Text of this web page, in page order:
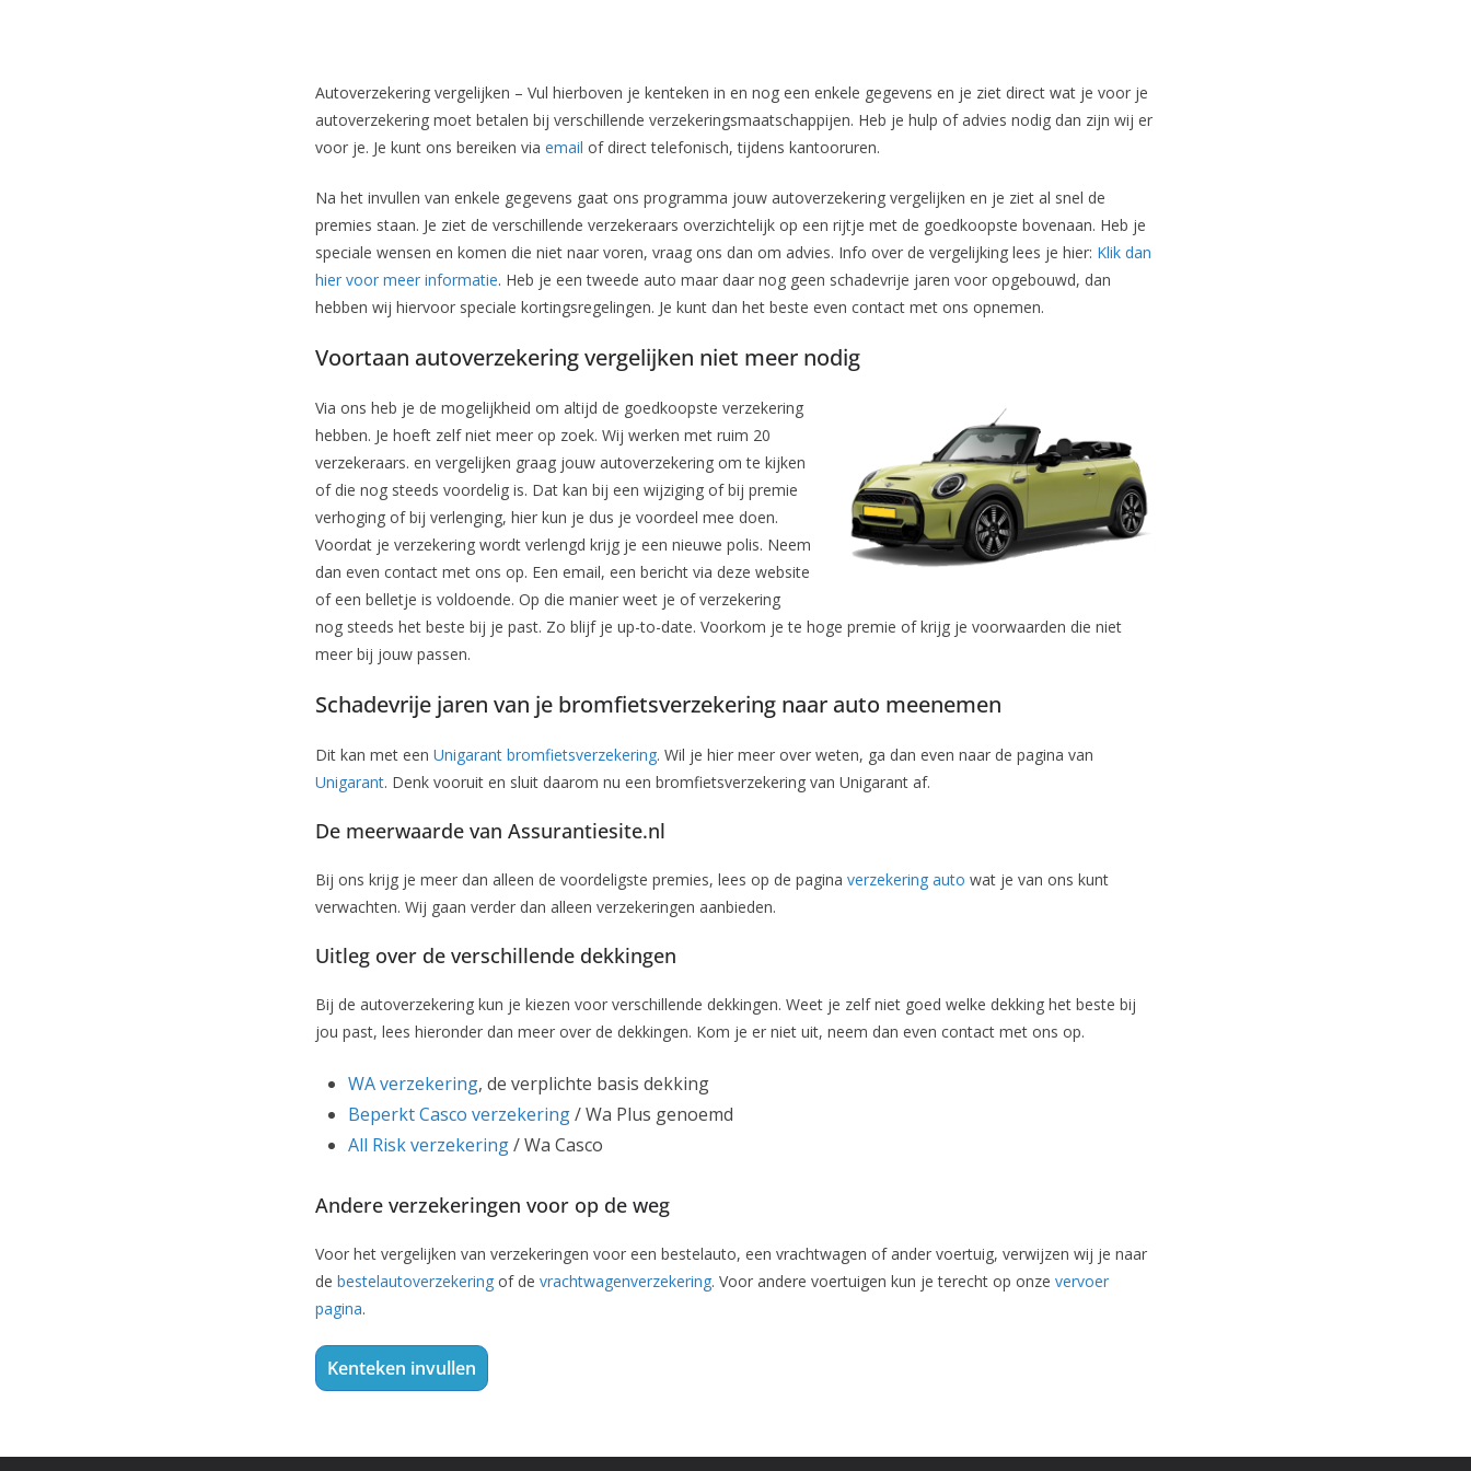
Autoverzekering vergelijken – Vul hierboven je kenteken in en nog een enkele gegevens en je ziet direct wat je voor je
autoverzekering moet betalen bij verschillende verzekeringsmaatschappijen. Heb je hulp of advies nodig dan zijn wij er
voor je. Je kunt ons bereiken via email of direct telefonisch, tijdens kantooruren.
Na het invullen van enkele gegevens gaat ons programma jouw autoverzekering vergelijken en je ziet al snel de
premies staan. Je ziet de verschillende verzekeraars overzichtelijk op een rijtje met de goedkoopste bovenaan. Heb je
speciale wensen en komen die niet naar voren, vraag ons dan om advies. Info over de vergelijking lees je hier: Klik dan
hier voor meer informatie. Heb je een tweede auto maar daar nog geen schadevrije jaren voor opgebouwd, dan
hebben wij hiervoor speciale kortingsregelingen. Je kunt dan het beste even contact met ons opnemen.
Voortaan autoverzekering vergelijken niet meer nodig
Via ons heb je de mogelijkheid om altijd de goedkoopste verzekering
hebben. Je hoeft zelf niet meer op zoek. Wij werken met ruim 20
verzekeraars. en vergelijken graag jouw autoverzekering om te kijken
of die nog steeds voordelig is. Dat kan bij een wijziging of bij premie
verhoging of bij verlenging, hier kun je dus je voordeel mee doen.
Voordat je verzekering wordt verlengd krijg je een nieuwe polis. Neem
dan even contact met ons op. Een email, een bericht via deze website
of een belletje is voldoende. Op die manier weet je of verzekering
nog steeds het beste bij je past. Zo blijf je up-to-date. Voorkom je te hoge premie of krijg je voorwaarden die niet
meer bij jouw passen.
Schadevrije jaren van je bromfietsverzekering naar auto meenemen
Dit kan met een Unigarant bromfietsverzekering. Wil je hier meer over weten, ga dan even naar de pagina van
Unigarant. Denk vooruit en sluit daarom nu een bromfietsverzekering van Unigarant af.
De meerwaarde van Assurantiesite.nl
Bij ons krijg je meer dan alleen de voordeligste premies, lees op de pagina verzekering auto wat je van ons kunt
verwachten. Wij gaan verder dan alleen verzekeringen aanbieden.
Uitleg over de verschillende dekkingen
Bij de autoverzekering kun je kiezen voor verschillende dekkingen. Weet je zelf niet goed welke dekking het beste bij
jou past, lees hieronder dan meer over de dekkingen. Kom je er niet uit, neem dan even contact met ons op.
WA verzekering, de verplichte basis dekking
Beperkt Casco verzekering/ Wa Plus genoemd
All Risk verzekering/ Wa Casco
Andere verzekeringen voor op de weg
Voor het vergelijken van verzekeringen voor een bestelauto, een vrachtwagen of ander voertuig, verwijzen wij je naar
de bestelautoverzekering of de vrachtwagenverzekering. Voor andere voertuigen kun je terecht op onze vervoer
pagina.
Kenteken invullen